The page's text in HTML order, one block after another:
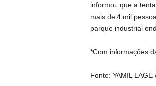
informou que a
mais de 4 mil
parque industrial
*Com informações
Fonte: YAMIL LAGE